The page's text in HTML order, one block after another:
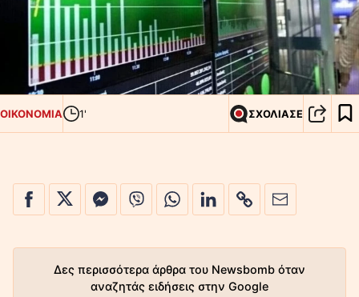
ΟΙΚΟΝΟΜΙΑ 1' ΣΧΟΛΙΑΣΕ
Δες περισσότερα άρθρα του Newsbomb όταν
αναζητάς ειδήσεις στην Google